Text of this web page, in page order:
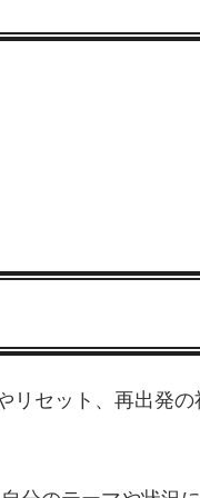
リセット、再出発の